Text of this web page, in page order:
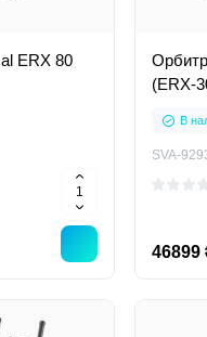
ERX 80
(ERX-
В
SVA-
46899